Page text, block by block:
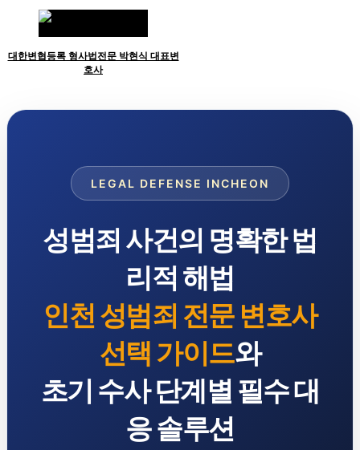
대한변협등록 형사법전문 박현식 대표변
호사
LEGAL DEFENSE INCHEON
성범죄 사건의 명확한 법
리적 해법
인천 성범죄 전문 변호사
선택 가이드와
초기 수사 단계별 필수 대
응 솔루션